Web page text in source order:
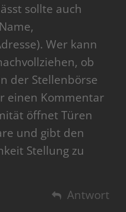
sollte auch
Wer kann
ob
der Stellenbörse
einen Kommentar
öffnet Türen
und gibt den
Stellung zu
Antwort